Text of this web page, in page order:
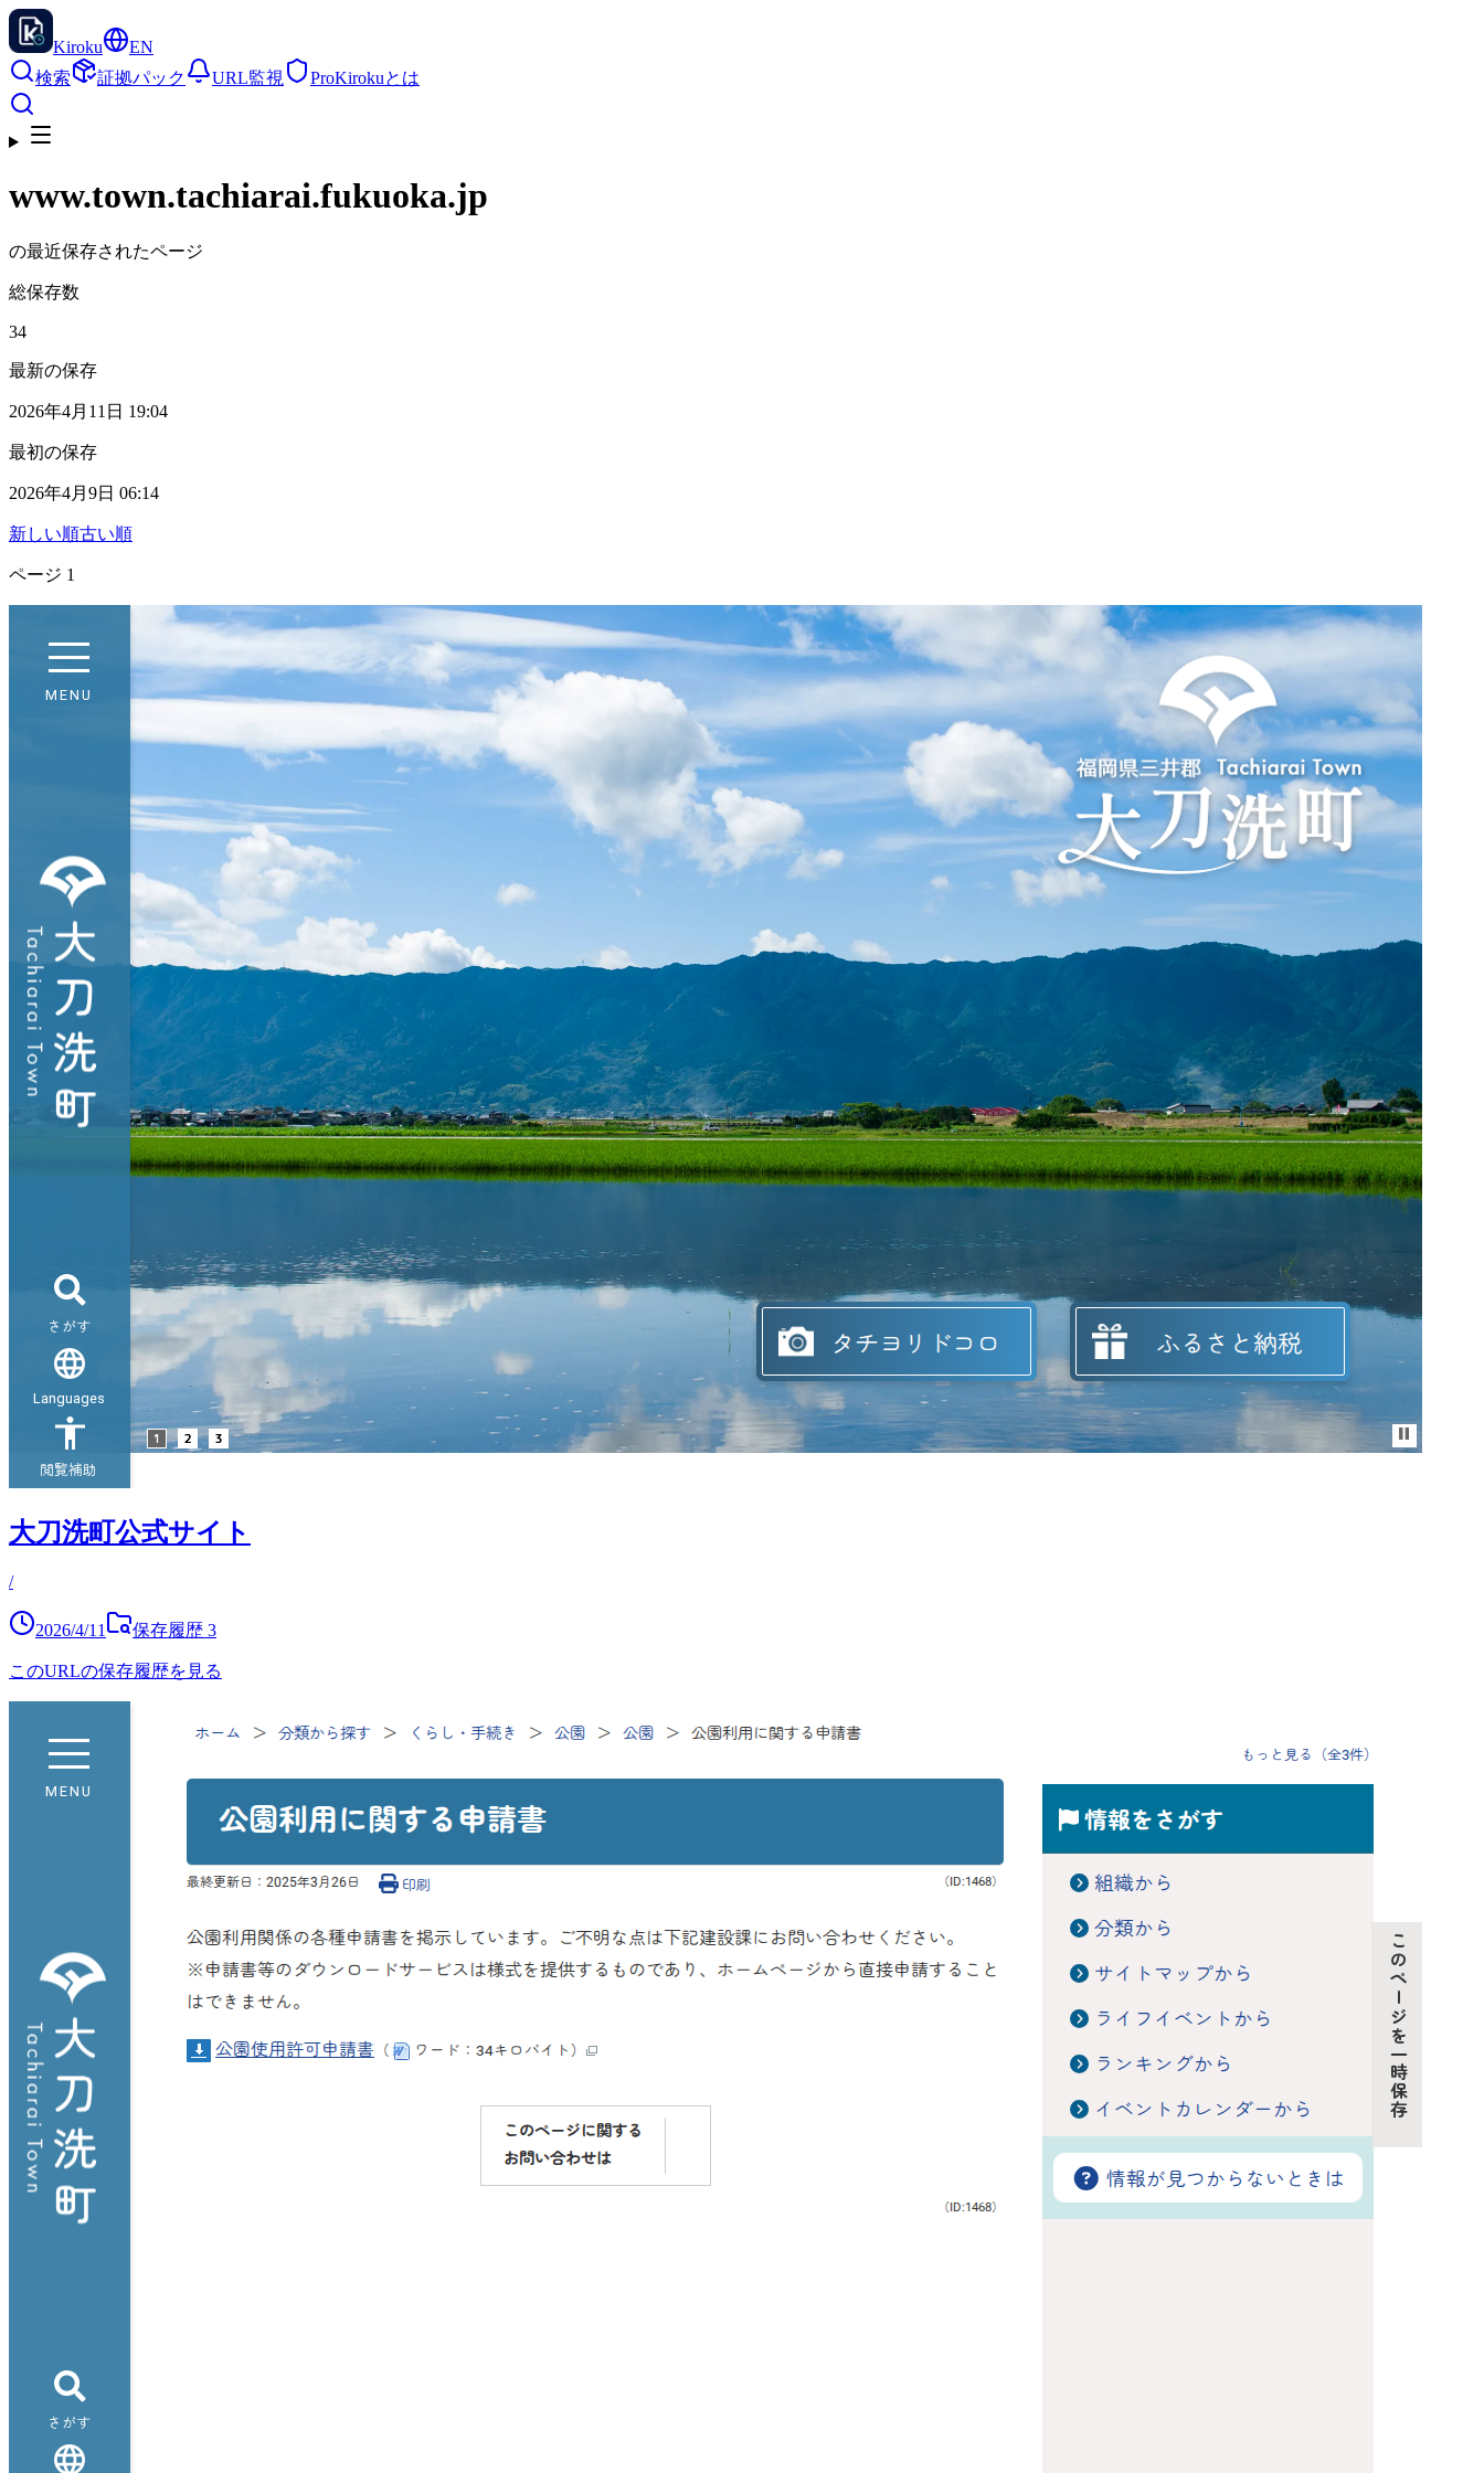
Kiroku
EN
検索
証拠パック URL監視 ProKirokuとは
www.town.tachiarai.fukuoka.jp
の最近保存されたページ
総保存数
34
最新の保存
2026年4月11日 19:04
最初の保存
2026年4月9日 06:14
新しい順古い順
ページ 1
大刀洗町公式サイト
/
2026/4/11 保存履歴 3
このURLの保存履歴を見る